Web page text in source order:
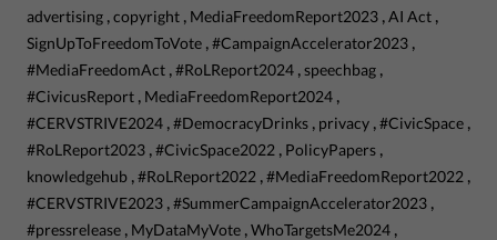
advertising ,copyright , MediaFreedomReport2023 ,AI Act ,
SignUpToFreedomToVote ,#CampaignAccelerator2023 ,
#MediaFreedomAct ,#RoLReport2024 ,speechbag ,
#CivicusReport , MediaFreedomReport2024 ,
#CERVSTRIVE2024 ,#DemocracyDrinks , privacy ,#CivicSpace ,
#RoLReport2023 ,#CivicSpace2022 , PolicyPapers ,
knowledgehub ,#RoLReport2022 ,#MediaFreedomReport2022 ,
#CERVSTRIVE2023 ,#SummerCampaignAccelerator2023 ,
#pressrelease , MyDataMyVote ,WhoTargetsMe2024 ,